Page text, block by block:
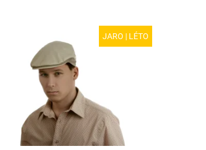
JARO | LÉTO
MODEL: R24 | Moderní pánská bekovka z
bavlněného plátna. Postranní klínky z
polyesterové síťky dodávají této bekovce
vzdušnost. VARIANTY...
Dostupnost:
Skladem
R24/55